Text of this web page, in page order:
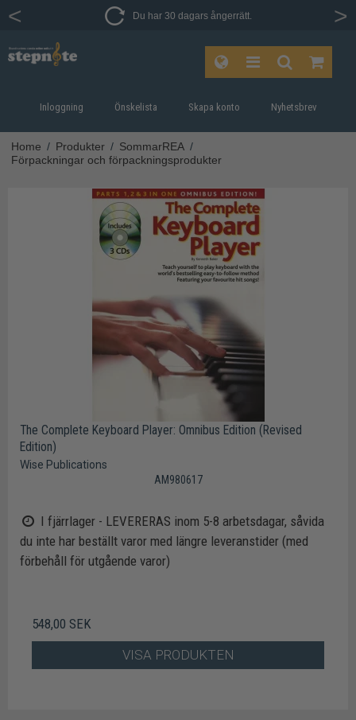
Du har 30 dagars ångerrätt.
Inloggning Önskelista Skapa konto Nyhetsbrev
Home / Produkter / SommarREA /
Förpackningar och förpackningsprodukter
The Complete Keyboard Player: Omnibus Edition (Revised
Edition)
Wise Publications
AM980617
I fjärrlager - LEVERERAS inom 5-8 arbetsdagar, såvida
du inte har beställt varor med längre leveranstider (med
förbehåll för utgående varor)
548,00 SEK
VISA PRODUKTEN